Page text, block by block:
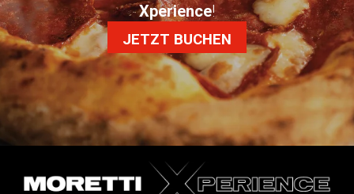
Xperience!
JETZT BUCHEN